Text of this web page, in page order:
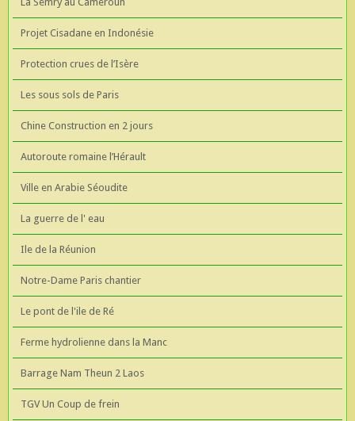
Projet Cisadane en Indonésie
Protection crues de l’Isère
Les sous sols de Paris
Chine Construction en 2 jours
Autoroute romaine l’Hérault
Ville en Arabie Séoudite
La guerre de l' eau
Ile de la Réunion
Notre-Dame Paris chantier
Le pont de l'ile de Ré
Ferme hydrolienne dans la Manc
Barrage Nam Theun 2 Laos
TGV Un Coup de frein